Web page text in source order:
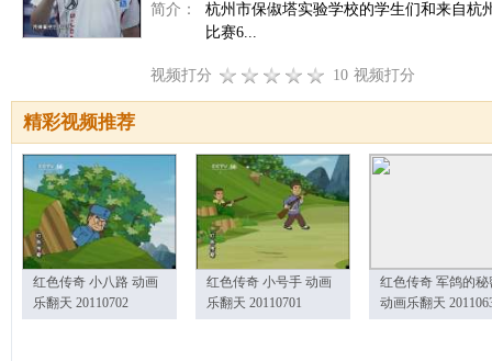
简介：
杭州市保俶塔实验学校的学生们和来自杭
比赛6...
视频打分 10 视频打分
精彩视频推荐
红色传奇 小八路 动画
乐翻天 20110702
红色传奇 小号手 动画
乐翻天 20110701
红色传奇 军鸽的秘
动画乐翻天